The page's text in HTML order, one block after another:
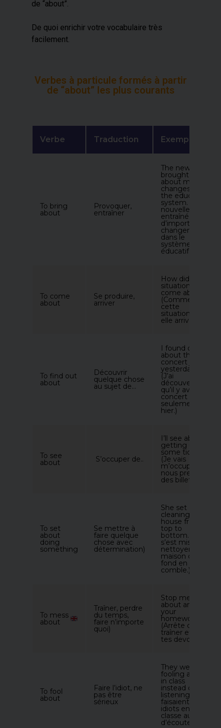
de “about”.
De quoi enrichir votre vocabulaire très
facilement.
Verbes à particule formés à partir
de “about” les plus courants
Verbe Traduction Exemple
To bring
about
Provoquer,
entraîner
The new law
brought
about major
changes in
the education
system. (La
nouvelle loi a
entraîné
d’importants
changements
dans le
système
éducatif.)
To come
about
Se produire,
arriver
How did this
situation
come about?
(Comment
cette
situation est-
elle arrivée)
To find out
about
Découvrir
quelque chose
au sujet de…
I found out
about the
concert just
yesterday.
(J’ai
découvert
qu’il y avait un
concert
seulement
hier.)
To see
about S’occuper de..
I’ll see about
getting us
some tickets.
(Je vais
m’occuper de
nous prendre
des billets.)
To set
about
doing
something
Se mettre à
faire quelque
chose avec
détermination)
She set about
cleaning the
house from
top to
bottom. (Elle
s’est mise à
nettoyer la
maison de
fond en
comble.)
To mess
about ​
Traîner, perdre
du temps,
faire n’importe
quoi)
Stop messing
about and do
your
homework!
(Arrête de
traîner et fais
tes devoirs !)
To fool
about
Faire l’idiot, ne
pas être
sérieux
They were
fooling about
in class
instead of
listening. (Ils
faisaient les
idiots en
classe au lieu
d’écouter.)